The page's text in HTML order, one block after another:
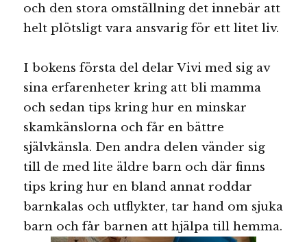
och den stora omställning det innebär att
helt plötsligt vara ansvarig för ett litet liv.
I bokens första del delar Vivi med sig av
sina erfarenheter kring att bli mamma
och sedan tips kring hur en minskar
skamkänslorna och får en bättre
självkänsla. Den andra delen vänder sig
till de med lite äldre barn och där finns
tips kring hur en bland annat roddar
barnkalas och utflykter, tar hand om sjuka
barn och får barnen att hjälpa till hemma.